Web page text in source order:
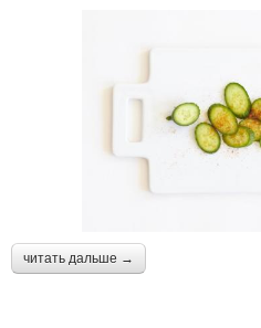
читать дальше →